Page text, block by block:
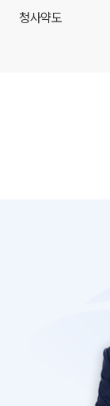
청사약도